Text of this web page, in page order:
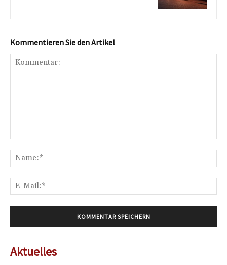
Kommentieren Sie den Artikel
Aktuelles